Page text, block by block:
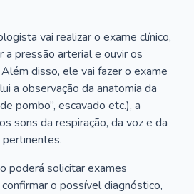
vai realizar o exame clínico,
a pressão arterial e ouvir os
disso, ele vai fazer o exame
a observação da anatomia da
pombo”, escavado etc.), a
sons da respiração, da voz e da
poderá solicitar exames
o possível diagnóstico,